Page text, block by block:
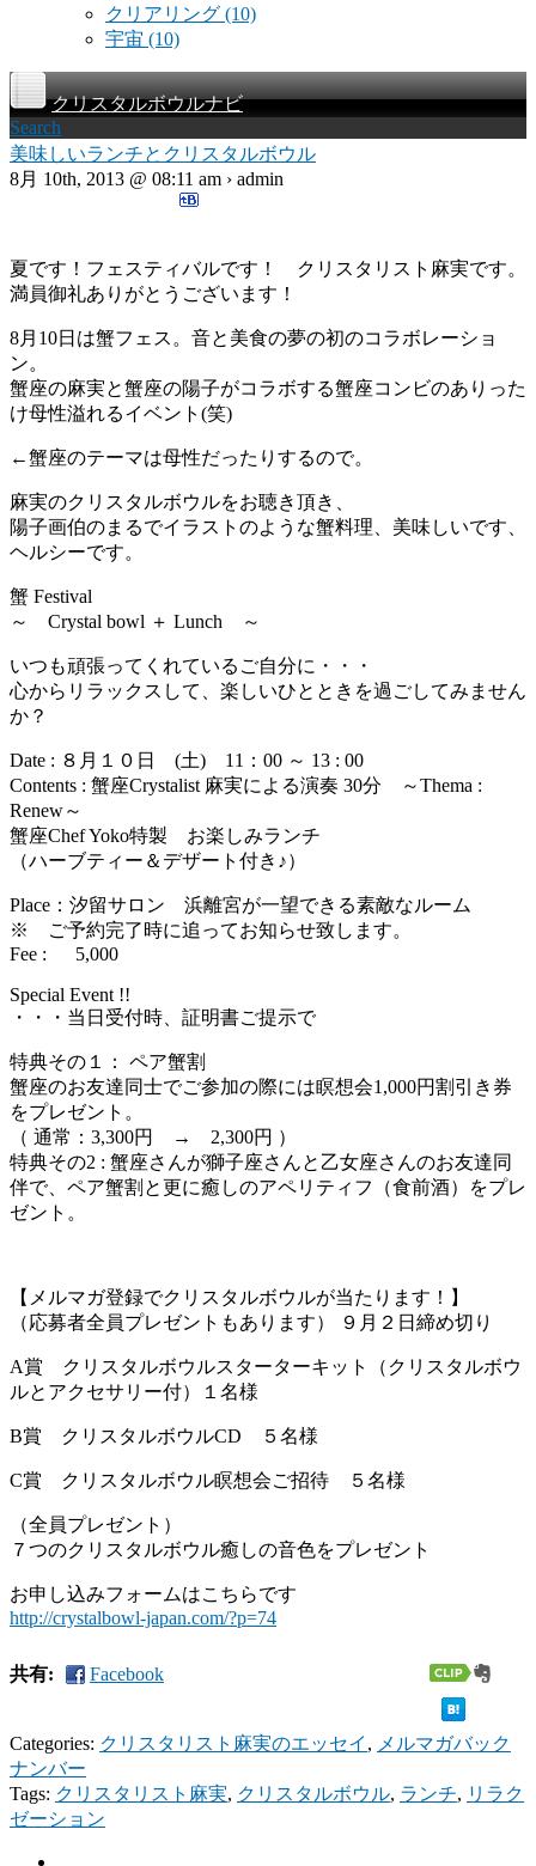
クリアリング (10)
宇宙 (10)
クリスタルボウルナビ
Search
美味しいランチとクリスタルボウル
8月 10th, 2013 @ 08:11 am › admin
夏です！フェスティバルです！ クリスタリスト麻実です。
満員御礼ありがとうございます！
8月10日は蟹フェス。音と美食の夢の初のコラボレーショ
ン。
蟹座の麻実と蟹座の陽子がコラボする蟹座コンビのありった
け母性溢れるイベント(笑)
←蟹座のテーマは母性だったりするので。
麻実のクリスタルボウルをお聴き頂き、
陽子画伯のまるでイラストのような蟹料理、美味しいです、
ヘルシーです。
蟹 Festival
～ Crystal bowl ＋ Lunch ～
いつも頑張ってくれているご自分に・・・
心からリラックスして、楽しいひとときを過ごしてみません
か？
Date : ８月１０日 (土) 11：00 ～ 13 : 00
Contents : 蟹座Crystalist 麻実による演奏 30分 ～Thema :
Renew～
蟹座Chef Yoko特製 お楽しみランチ
（ハーブティー＆デザート付き♪）
Place：汐留サロン 浜離宮が一望できる素敵なルーム
※ ご予約完了時に追ってお知らせ致します。
Fee : 5,000
Special Event !!
・・・当日受付時、証明書ご提示で
特典その１： ペア蟹割
蟹座のお友達同士でご参加の際には瞑想会1,000円割引き券
をプレゼント。
（ 通常：3,300円 → 2,300円 ）
特典その2 : 蟹座さんが獅子座さんと乙女座さんのお友達同
伴で、ペア蟹割と更に癒しのアペリティフ（食前酒）をプレ
ゼント。
【メルマガ登録でクリスタルボウルが当たります！】
（応募者全員プレゼントもあります） ９月２日締め切り
A賞 クリスタルボウルスターターキット（クリスタルボウ
ルとアクセサリー付）１名様
B賞 クリスタルボウルCD ５名様
C賞 クリスタルボウル瞑想会ご招待 ５名様
（全員プレゼント）
７つのクリスタルボウル癒しの音色をプレゼント
お申し込みフォームはこちらです
http://crystalbowl-japan.com/?p=74
共有: Facebook
Categories: クリスタリスト麻実のエッセイ , メルマガバック
ナンバー
Tags: クリスタリスト麻実, クリスタルボウル, ランチ, リラク
ゼーション